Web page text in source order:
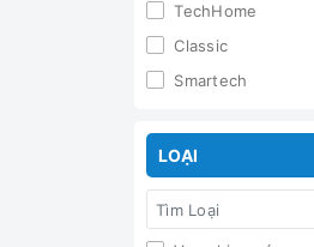
TechHome
Classic
Smartech
Hafele
Caesar
LOẠI